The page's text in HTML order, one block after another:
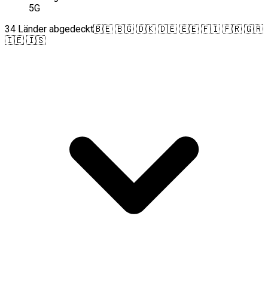
5G
34 Länder abgedeckt🇧🇪 🇧🇬 🇩🇰 🇩🇪 🇪🇪 🇫🇮 🇫🇷 🇬🇷
🇮🇪 🇮🇸